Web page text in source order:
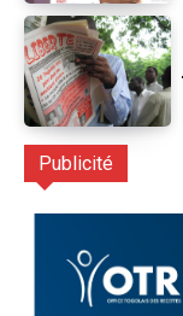
Publicité